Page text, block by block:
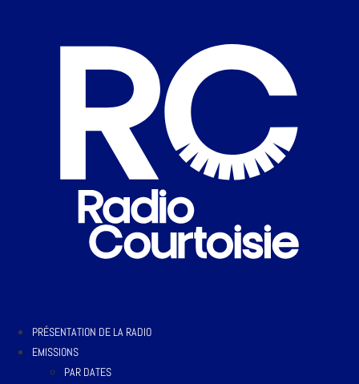
PRÉSENTATION DE LA RADIO
EMISSIONS
PAR DATES